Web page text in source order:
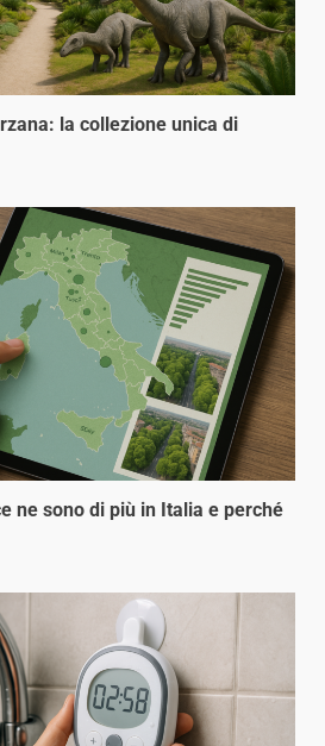
la collezione unica di
ne sono di più in Italia e perché